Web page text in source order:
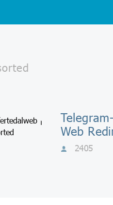
Web
2405